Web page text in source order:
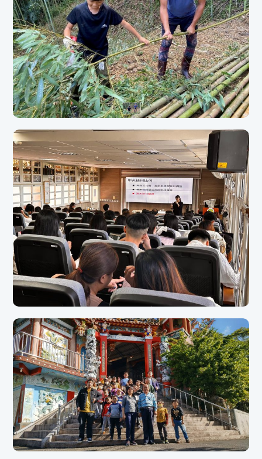
三民國小展現了科技與藝術的結合，學生在運算思維、創新設計及文化傳承方面皆有
豐富收穫，也為未來的課程發展帶來新思維與可能性。
111年霞雲溪遊記｜霞雲國小在地化課程
透過溪流踏查、部落文化探索、泰雅漁獵體驗、環境教育與戶外學習等活動，帶領學
生認識復興區在地文化與自然生態。
113學年度教師共備與教學研習成果｜介壽國小
113學年度復興區辦理教師專業成長共備研習，介壽國小邀請專家學者辦理雙語教育
政策說明及生成式AI融入教學系列課程，共計7場次，涵蓋國語、英語、數學與社會
領域應用。透過跨校共備與實務分享，強化教師素養導向教學能力，提升AI教學應用
與創新課程設計成效。